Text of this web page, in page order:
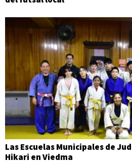
Las Escuelas Municipales de
Hikari en Viedma